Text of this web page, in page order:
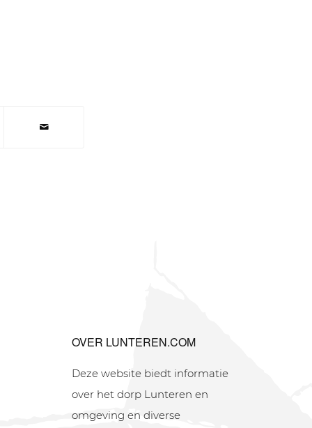
OVER LUNTEREN.COM
Deze website biedt informatie
over het dorp Lunteren en
omgeving en diverse